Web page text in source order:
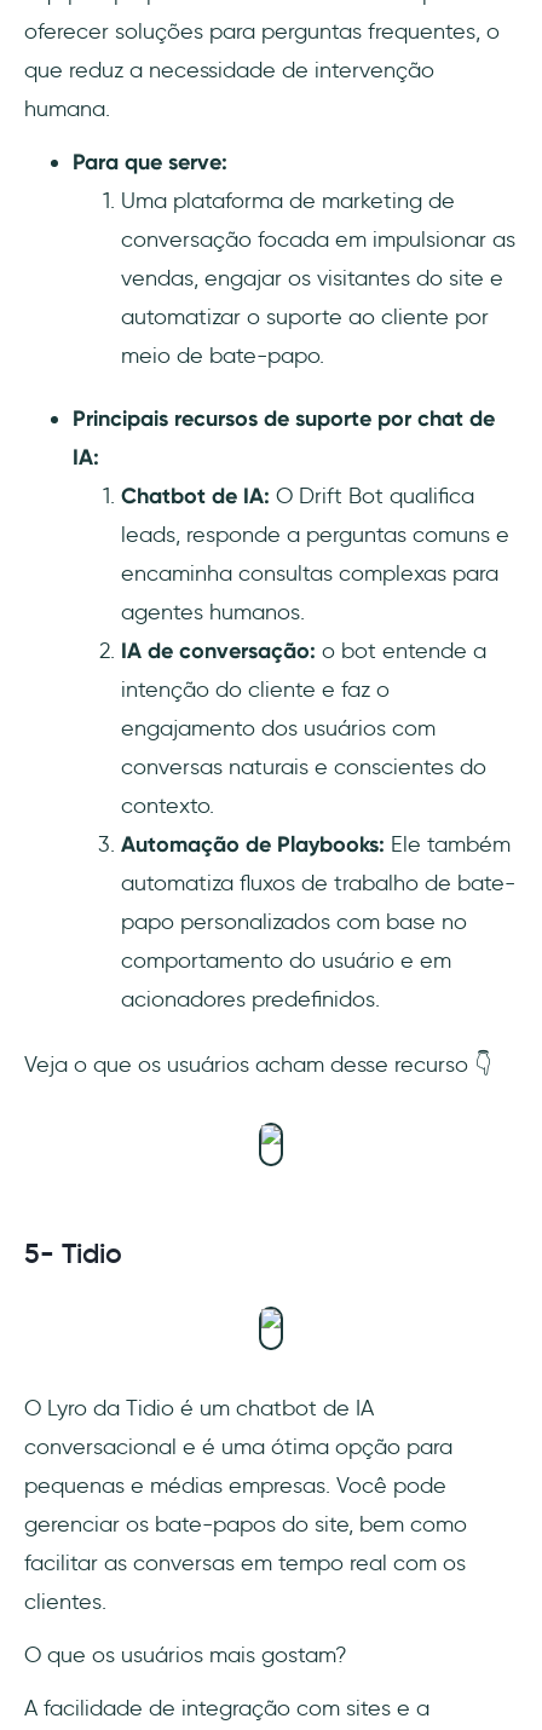
oferecer soluções para perguntas frequentes, o
que reduz a necessidade de intervenção
humana.
Para que serve:
Uma plataforma de marketing de
conversação focada em impulsionar as
vendas, engajar os visitantes do site e
automatizar o suporte ao cliente por
meio de bate-papo.
Principais recursos de suporte por chat de
IA:
Chatbot de IA: O Drift Bot qualifica
leads, responde a perguntas comuns e
encaminha consultas complexas para
agentes humanos.
IA de conversação: o bot entende a
intenção do cliente e faz o
engajamento dos usuários com
conversas naturais e conscientes do
contexto.
Automação de Playbooks: Ele também
automatiza fluxos de trabalho de bate-
papo personalizados com base no
comportamento do usuário e em
acionadores predefinidos.
Veja o que os usuários acham desse recurso 👇
5- Tidio
O Lyro da Tidio é um chatbot de IA
conversacional e é uma ótima opção para
pequenas e médias empresas. Você pode
gerenciar os bate-papos do site, bem como
facilitar as conversas em tempo real com os
clientes.
O que os usuários mais gostam?
A facilidade de integração com sites e a